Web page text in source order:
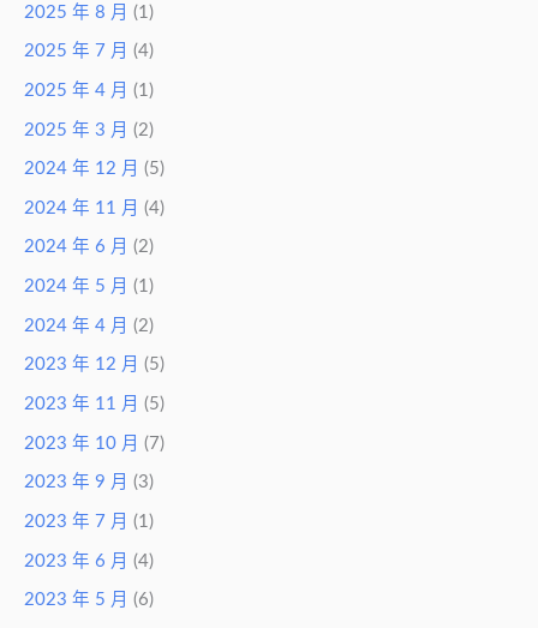
2025 年 8 月 (1)
2025 年 7 月 (4)
2025 年 4 月 (1)
2025 年 3 月 (2)
2024 年 12 月 (5)
2024 年 11 月 (4)
2024 年 6 月 (2)
2024 年 5 月 (1)
2024 年 4 月 (2)
2023 年 12 月 (5)
2023 年 11 月 (5)
2023 年 10 月 (7)
2023 年 9 月 (3)
2023 年 7 月 (1)
2023 年 6 月 (4)
2023 年 5 月 (6)